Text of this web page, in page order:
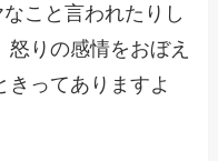
こと言われたりし
りの感情をおぼえ
きってありますよ